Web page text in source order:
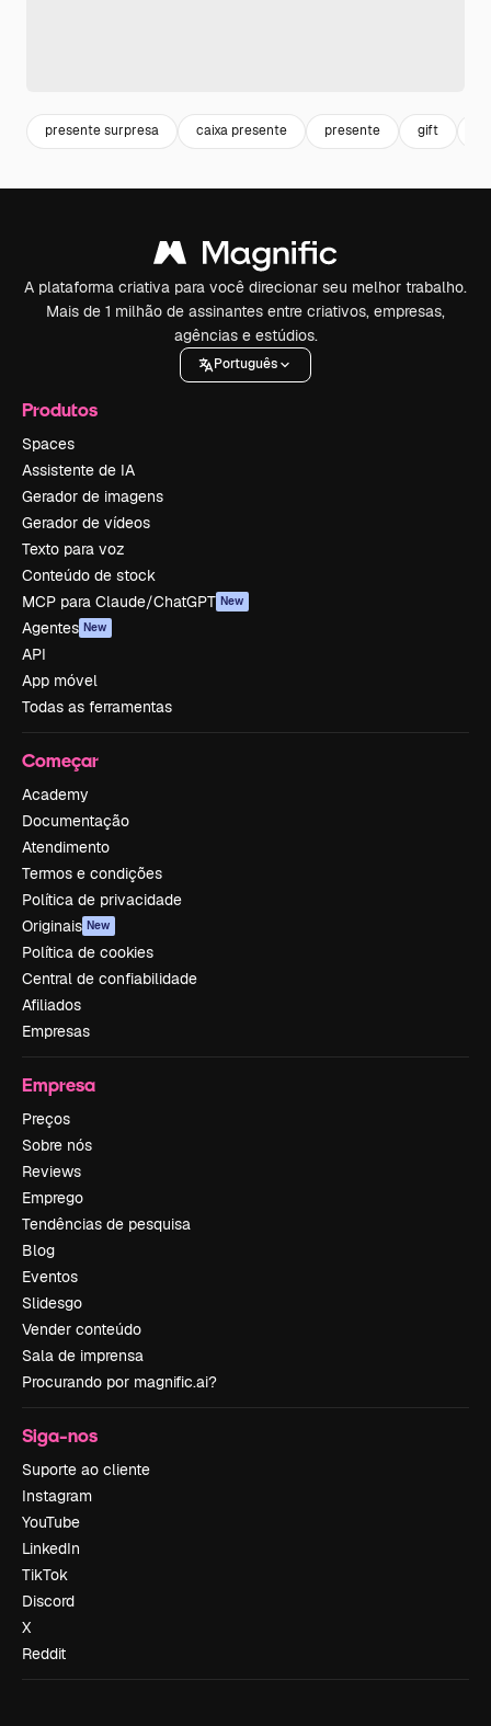
presente surpresa caixa presente presente gift
A plataforma criativa para você direcionar seu melhor trabalho.
Mais de 1 milhão de assinantes entre criativos, empresas,
agências e estúdios.
Português
Produtos
Spaces
Assistente de IA
Gerador de imagens
Gerador de vídeos
Texto para voz
Conteúdo de stock
MCP para Claude/ChatGPT New
Agentes New
API
App móvel
Todas as ferramentas
Começar
Academy
Documentação
Atendimento
Termos e condições
Política de privacidade
Originais New
Política de cookies
Central de confiabilidade
Afiliados
Empresas
Empresa
Preços
Sobre nós
Reviews
Emprego
Tendências de pesquisa
Blog
Eventos
Slidesgo
Vender conteúdo
Sala de imprensa
Procurando por magnific.ai?
Siga-nos
Suporte ao cliente
Instagram
YouTube
LinkedIn
TikTok
Discord
X
Reddit